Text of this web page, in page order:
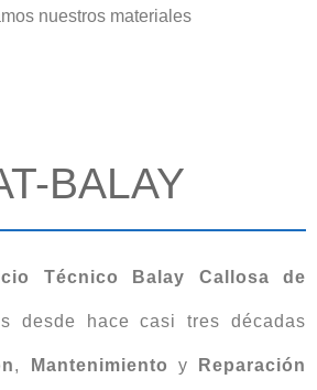
nuestros materiales
BALAY
Técnico Balay Callosa de
desde hace casi tres décadas
, Mantenimiento y Reparación